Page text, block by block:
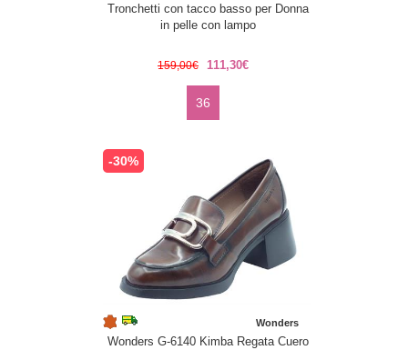
Tronchetti con tacco basso per Donna
in pelle con lampo
159,00€ 111,30€
36
-30%
Wonders
Wonders G-6140 Kimba Regata Cuero